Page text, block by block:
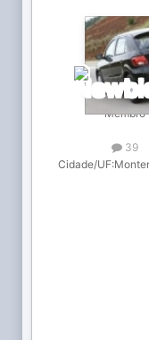
Membro
39
Cidade/UF: